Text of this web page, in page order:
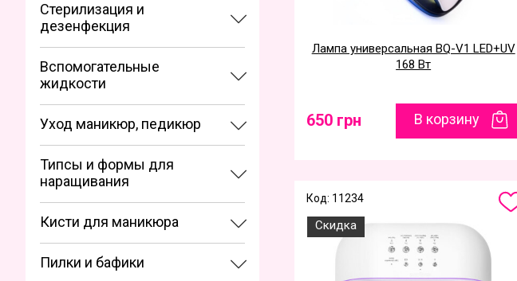
Стерилизация и
дезенфекция
Вспомогательные
жидкости
Уход маникюр, педикюр
Типсы и формы для
наращивания
Кисти для маникюра
Пилки и бафики
Лампа универсальная BQ-V1 LED+UV
168 Вт
650 грн В корзину
Код: 11234
Скидка